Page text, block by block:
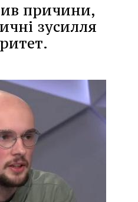
причини,
зусилля